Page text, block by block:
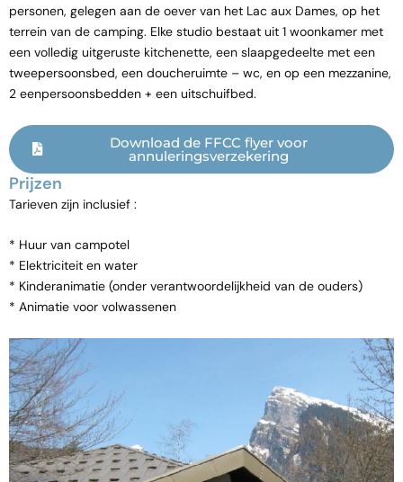
personen, gelegen aan de oever van het Lac aux Dames, op het
terrein van de camping. Elke studio bestaat uit 1 woonkamer met
een volledig uitgeruste kitchenette, een slaapgedeelte met een
tweepersoonsbed, een doucheruimte – wc, en op een mezzanine,
2 eenpersoonsbedden + een uitschuifbed.
Download de FFCC flyer voor
annuleringsverzekering
Prijzen
Tarieven zijn inclusief :
* Huur van campotel
* Elektriciteit en water
* Kinderanimatie (onder verantwoordelijkheid van de ouders)
* Animatie voor volwassenen